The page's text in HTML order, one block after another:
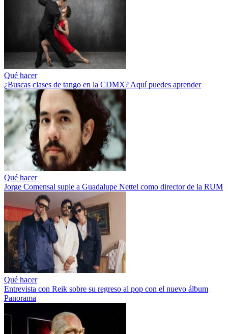
Qué hacer
¿Buscas clases de tango en la CDMX? Aquí puedes aprender
Qué hacer
Jorge Comensal suple a Guadalupe Nettel como director de la RUM
Qué hacer
Entrevista con Reik sobre su regreso al pop con el nuevo álbum
Panorama